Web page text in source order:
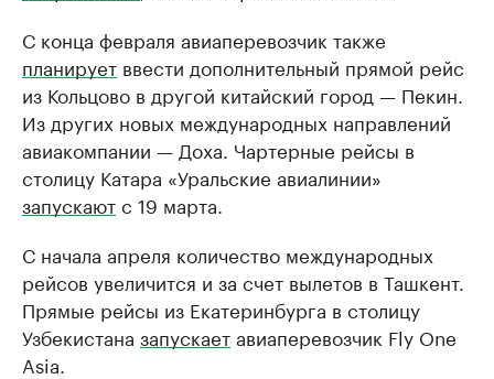
С конца февраля авиаперевозчик также
планирует ввести дополнительный прямой рейс
из Кольцово в другой китайский город — Пекин.
Из других новых международных направлений
авиакомпании — Доха. Чартерные рейсы в
столицу Катара «Уральские авиалинии»
запускаютс 19 марта.
С начала апреля количество международных
рейсов увеличится и за счет вылетов в Ташкент.
Прямые рейсы из Екатеринбурга в столицу
Узбекистана запускаетавиаперевозчик Fly One
Asia.